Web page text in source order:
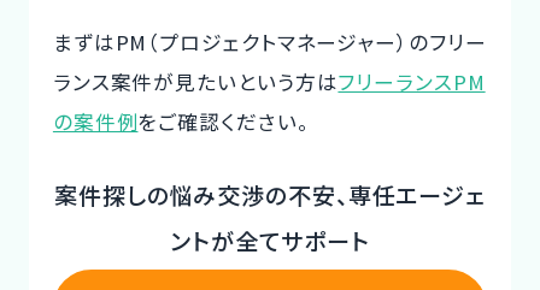
CTOイベント
CTO Event
CTOインタビュー
Development method
まずはPM（プロジェクトマネージャー）のフリー
ランス案件が見たいという方はフリーランスPM
の案件例をご確認ください。
案件探しの悩み交渉の不安、専任エージェ
ントが全てサポート